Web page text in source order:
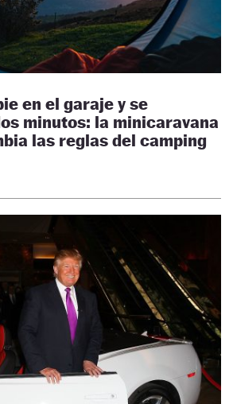
en el garaje y se
minutos: la minicaravana
las reglas del camping